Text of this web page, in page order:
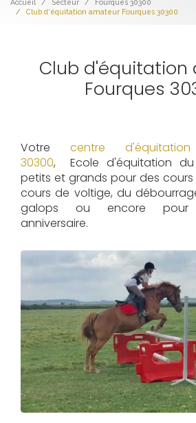
Accueil Secteur
Fourques 30300
Club d'équitation amateur Fourques 30300
Club d'équitation
Fourques
Votre centre
30300, Ecole d'équitation du
petits et grands pour des
cours de voltige, du
galops ou encore pour
anniversaire.